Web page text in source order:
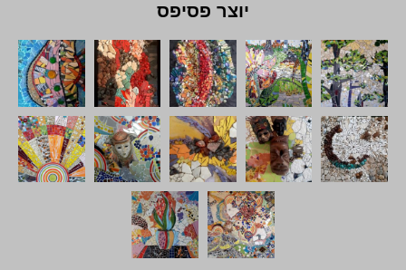
יוצר פסיפס